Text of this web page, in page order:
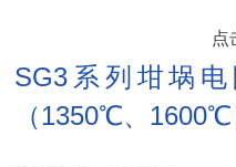
点
SG3系列坩埚
（1350℃、1600℃